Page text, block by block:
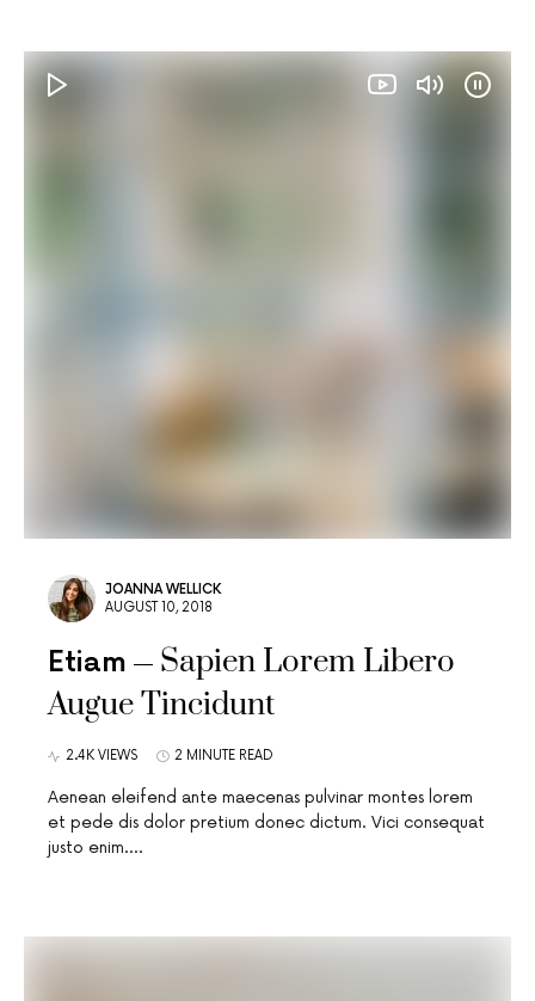
JOANNA WELLICK
AUGUST 10, 2018
Etiam
Sapien Lorem Libero
Augue Tincidunt
2.4K VIEWS 2 MINUTE READ
Aenean eleifend ante maecenas pulvinar montes lorem
et pede dis dolor pretium donec dictum. Vici consequat
justo enim.…